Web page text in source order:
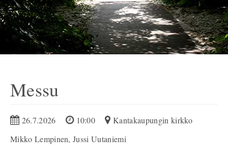
Messu
26.7.2026 10:00
Kantakaupungin kirkko
Mikko Lempinen, Jussi Uutaniemi